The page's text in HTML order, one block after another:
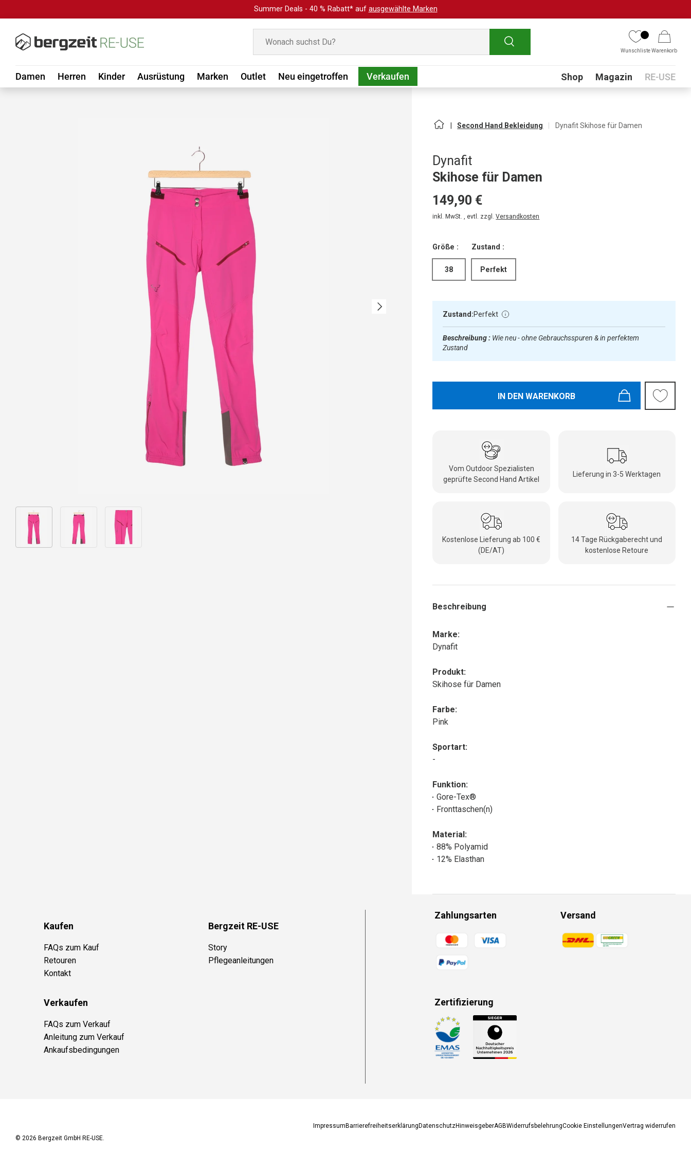
Summer Deals - 40 % Rabatt* auf ausgewählte Marken
Suchen
WunschlisteWarenkorb
Damen Herren Kinder Ausrüstung Marken Outlet Neu eingetroffen Verkaufen Submenu
Shop Magazin RE-USE
Nächste
Bild 1 in Galerieansicht laden
Second Hand Bekleidung Dynafit Skihose für Damen
Dynafit
Skihose für Damen
149,90 €
inkl. MwSt. , evtl. zzgl.Versandkosten
Größe :
38
Zustand :
Perfekt
Zustand:Perfekt
Beschreibung : Wie neu - ohne Gebrauchsspuren & in perfektem
Zustand
IN DEN WARENKORB
Vom Outdoor Spezialisten
geprüfte Second Hand Artikel
Lieferung in 3-5 Werktagen
Kostenlose Lieferung ab 100 €
(DE/AT)
14 Tage Rückgaberecht und
kostenlose Retoure
Beschreibung
Marke:
Dynafit
Produkt:
Skihose für Damen
Farbe:
Pink
Sportart:
-
Funktion:
Gore-Tex®
Fronttaschen(n)
Material:
88% Polyamid
12% Elasthan
Kaufen
FAQs zum Kauf
Retouren
Kontakt
Bergzeit RE-USE
Story
Pflegeanleitungen
Verkaufen
FAQs zum Verkauf
Anleitung zum Verkauf
Ankaufsbedingungen
Zahlungsarten
Zahlungsmethoden
Versand
Zahlungsmethoden
Zertifizierung
Zahlungsmethoden
Impressum Barrierefreiheitserklärung DatenschutzHinweisgeberAGBWiderrufsbelehrungCookie EinstellungenVertrag widerrufen
© 2026 Bergzeit GmbH RE-USE.